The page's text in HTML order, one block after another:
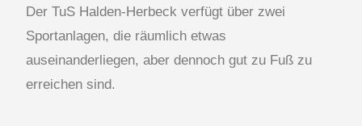
Der TuS Halden-Herbeck verfügt über zwei
Sportanlagen, die räumlich etwas
auseinanderliegen, aber dennoch gut zu Fuß zu
erreichen sind.